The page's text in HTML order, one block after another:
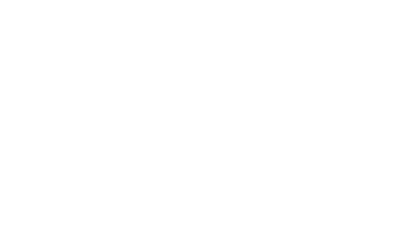
нет
S.
к
дозе 400
AUC